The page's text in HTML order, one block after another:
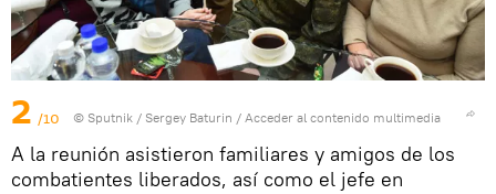
2 /10 © Sputnik / Sergey Baturin / Acceder al contenido multimedia
A la reunión asistieron familiares y amigos de los
combatientes liberados, así como el jefe en